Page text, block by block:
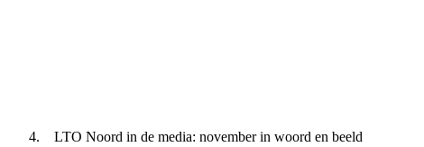
LTO Noord in de media: november in woord en beeld